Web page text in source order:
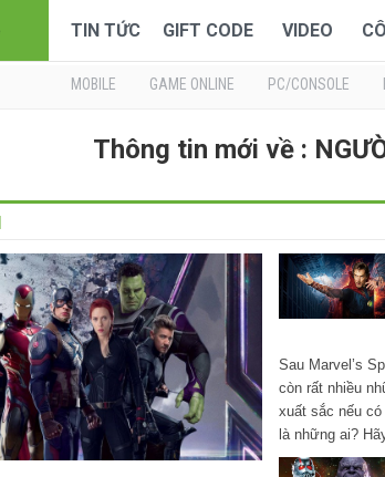
TIN TỨC GIFT CODE VIDEO
MOBILE GAME ONLINE PC/CONSOLE
Thông tin mới về :
Sau Marvel’s
còn rất nhiều
xuất sắc nếu
là những ai?